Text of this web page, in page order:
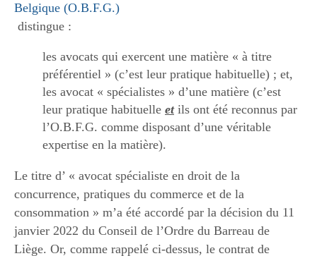
Belgique (O.B.F.G.)
distingue :
les avocats qui exercent une matière « à titre
préférentiel » (c’est leur pratique habituelle) ; et,
les avocat « spécialistes » d’une matière (c’est
leur pratique habituelle etils ont été reconnus par
l’O.B.F.G. comme disposant d’une véritable
expertise en la matière).
Le titre d’ « avocat spécialiste en droit de la
concurrence, pratiques du commerce et de la
consommation » m’a été accordé par la décision du 11
janvier 2022 du Conseil de l’Ordre du Barreau de
Liège. Or, comme rappelé ci-dessus, le contrat de